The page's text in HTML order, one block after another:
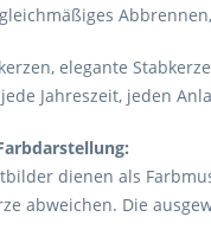
elegante
Jahreszeit, jeden
dienen als
abweichen. Die